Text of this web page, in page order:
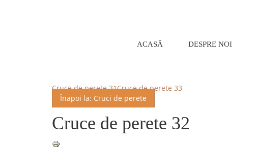
ACASĂ DESPRE NOI
Cruce de perete 31Cruce de perete 33
Înapoi la: Cruci de perete
Cruce de perete 32